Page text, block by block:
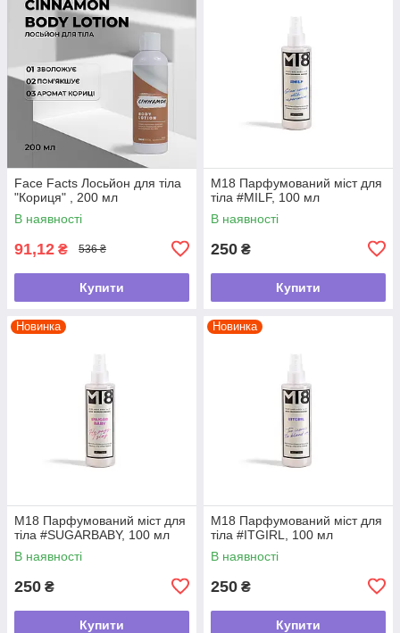
Face Facts Лосьйон для тіла
"Кориця" , 200 мл
В наявності
91,12 ₴ 536 ₴
Купити
М18 Парфумований міст для
тіла #MILF, 100 мл
В наявності
250 ₴
Купити
Новинка
М18 Парфумований міст для
тіла #SUGARBABY, 100 мл
В наявності
250 ₴
Купити
Новинка
М18 Парфумований міст для
тіла #ITGIRL, 100 мл
В наявності
250 ₴
Купити